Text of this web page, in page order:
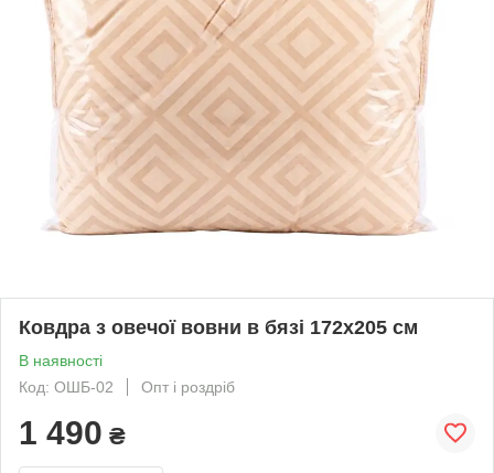
Ковдра з овечої вовни в бязі 172x205 см
В наявності
Код: ОШБ-02
Опт і роздріб
1 490 ₴